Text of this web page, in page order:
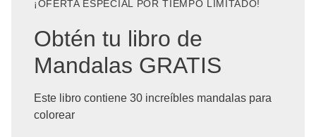
¡OFERTA ESPECIAL POR TIEMPO LIMITADO!
Obtén tu libro de
Mandalas GRATIS
Este libro contiene 30 increíbles mandalas para
colorear